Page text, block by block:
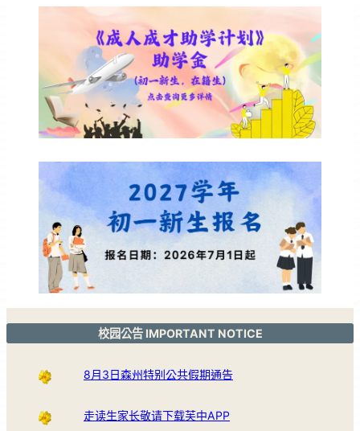
校园公告 IMPORTANT NOTICE
8月3日森州特别公共假期通告
走读生家长敬请下载芙中APP